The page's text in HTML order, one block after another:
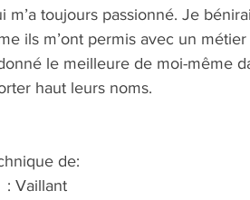
m’a toujours passionné. Je
ils m’ont permis avec un
le meilleure de moi-même
haut leurs noms.
de:
Nom	: Vaillant